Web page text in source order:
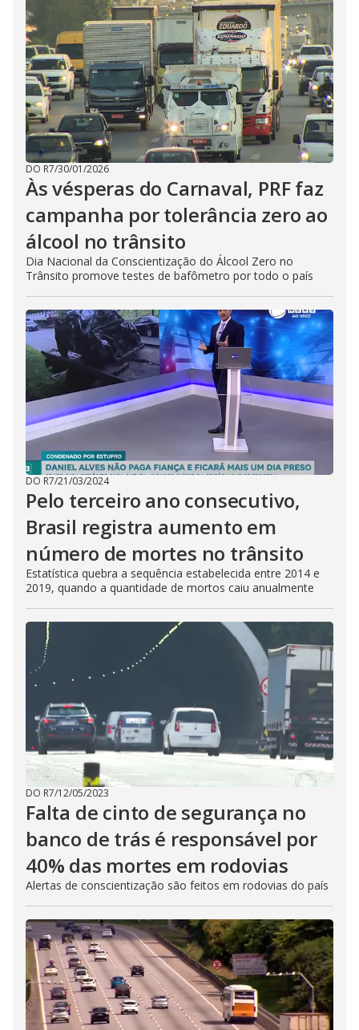
DO R7/30/01/2026
Às vésperas do Carnaval, PRF faz
campanha por tolerância zero ao
álcool no trânsito
Dia Nacional da Conscientização do Álcool Zero no
Trânsito promove testes de bafômetro por todo o país
DO R7/21/03/2024
Pelo terceiro ano consecutivo,
Brasil registra aumento em
número de mortes no trânsito
Estatística quebra a sequência estabelecida entre 2014 e
2019, quando a quantidade de mortos caiu anualmente
DO R7/12/05/2023
Falta de cinto de segurança no
banco de trás é responsável por
40% das mortes em rodovias
Alertas de conscientização são feitos em rodovias do país